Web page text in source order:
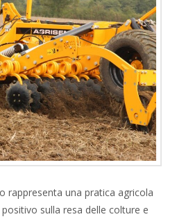
rappresenta una pratica agricola
sulla resa delle colture e